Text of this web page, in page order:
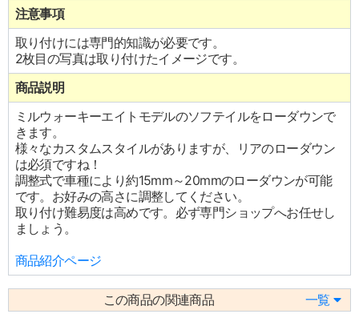
注意事項
取り付けには専門的知識が必要です。
2枚目の写真は取り付けたイメージです。
商品説明
ミルウォーキーエイトモデルのソフテイルをローダウンで
きます。
様々なカスタムスタイルがありますが、リアのローダウン
は必須ですね！
調整式で車種により約15mm～20mmのローダウンが可能
です。お好みの高さに調整してください。
取り付け難易度は高めです。必ず専門ショップへお任せし
ましょう。
商品紹介ページ
この商品の関連商品 一覧